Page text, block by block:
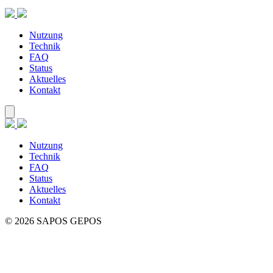
Zum
Inhalt
springenNutzung
Technik
FAQ
Status
Aktuelles
Kontakt
Nutzung
Technik
FAQ
Status
Aktuelles
Kontakt
© 2026 SAPOS GEPOS